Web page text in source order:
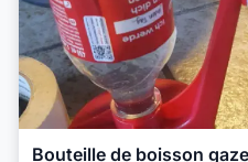
Bouteille de boisson